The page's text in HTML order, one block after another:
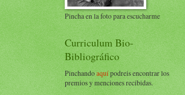
Pincha en la foto para escucharme
Curriculum Bio-
Bibliográfico
Pinchandoaquípodreis encontrar los
premios y menciones recibidas.